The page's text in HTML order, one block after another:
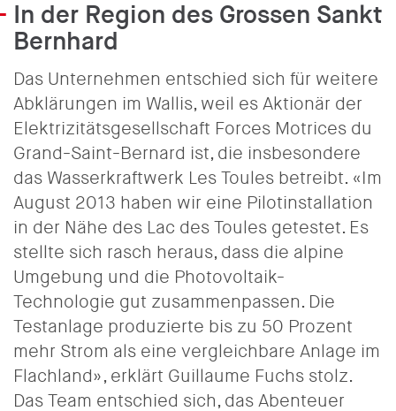
In der Region des Grossen Sankt
Bernhard
Das Unternehmen entschied sich für weitere
Abklärungen im Wallis, weil es Aktionär der
Elektrizitätsgesellschaft Forces Motrices du
Grand-Saint-Bernard ist, die insbesondere
das Wasserkraftwerk Les Toules betreibt. «Im
August 2013 haben wir eine Pilotinstallation
in der Nähe des Lac des Toules getestet. Es
stellte sich rasch heraus, dass die alpine
Umgebung und die Photovoltaik-
Technologie gut zusammenpassen. Die
Testanlage produzierte bis zu 50 Prozent
mehr Strom als eine vergleichbare Anlage im
Flachland», erklärt Guillaume Fuchs stolz.
Das Team entschied sich, das Abenteuer